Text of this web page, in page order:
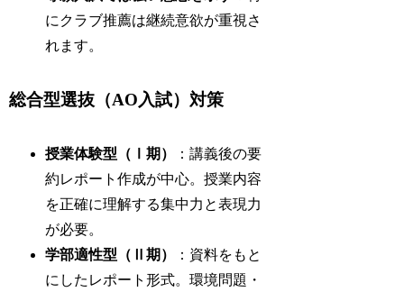
にクラブ推薦は継続意欲が重視さ
れます。
総合型選抜（AO入試）対策
授業体験型（Ⅰ期）
：講義後の要
約レポート作成が中心。授業内容
を正確に理解する集中力と表現力
が必要。
学部適性型（Ⅱ期）
：資料をもと
にしたレポート形式。環境問題・